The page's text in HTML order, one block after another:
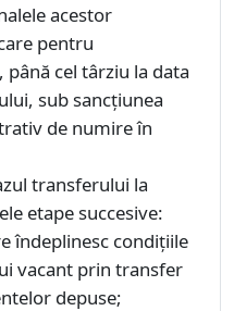
acestor
pentru
cel târziu la data
sub sancțiunea
de numire în
transferului la
etape succesive:
îndeplinesc condițiile
vacant prin transfer
depuse;